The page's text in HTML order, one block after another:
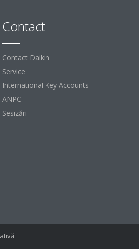
Contact
Contact Daikin
Service
International Key Accounts
ANPC
Sesizări